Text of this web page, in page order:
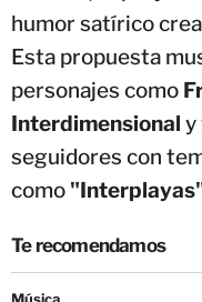
humor satírico
Esta propuesta
personajes como
Interdimensional y
seguidores con
como
Te recomendamos